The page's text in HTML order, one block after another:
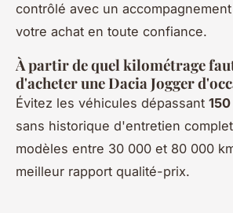
contrôlé avec un
votre achat en toute confiance.
À partir de quel kilométrage
d'acheter une Dacia Jogger
Évitez les véhicules dépassant
sans historique d'entretien
modèles entre 30 000 et 80 000
meilleur rapport qualité-prix.